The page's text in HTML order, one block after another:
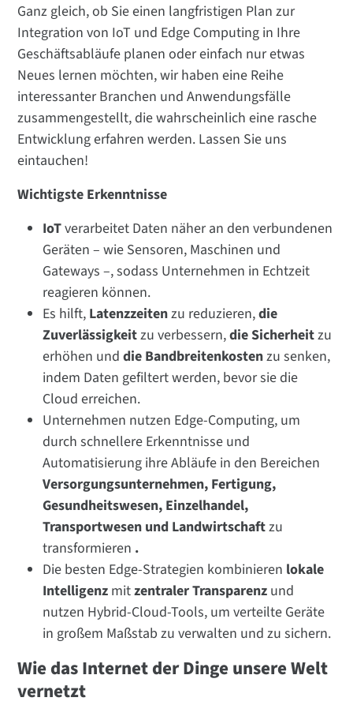
Ganz gleich, ob Sie einen langfristigen Plan zur
Integration von IoT und Edge Computing in Ihre
Geschäftsabläufe planen oder einfach nur etwas
Neues lernen möchten, wir haben eine Reihe
interessanter Branchen und Anwendungsfälle
zusammengestellt, die wahrscheinlich eine rasche
Entwicklung erfahren werden. Lassen Sie uns
eintauchen!
Wichtigste Erkenntnisse
IoTverarbeitet Daten näher an den verbundenen
Geräten – wie Sensoren, Maschinen und
Gateways –, sodass Unternehmen in Echtzeit
reagieren können.
Es hilft, Latenzzeitenzu reduzieren,die
Zuverlässigkeitzu verbessern,die Sicherheitzu
erhöhen unddie Bandbreitenkostenzu senken,
indem Daten gefiltert werden, bevor sie die
Cloud erreichen.
Unternehmen nutzen Edge-Computing, um
durch schnellere Erkenntnisse und
Automatisierung ihre Abläufe in den Bereichen
Versorgungsunternehmen, Fertigung,
Gesundheitswesen, Einzelhandel,
Transportwesen und Landwirtschaftzu
transformieren .
Die besten Edge-Strategien kombinieren lokale
Intelligenz mitzentraler Transparenz und
nutzen Hybrid-Cloud-Tools, um verteilte Geräte
in großem Maßstab zu verwalten und zu sichern.
Wie das Internet der Dinge unsere Welt
vernetzt